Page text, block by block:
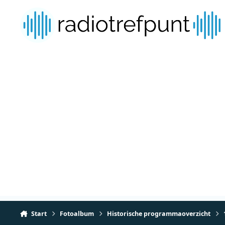
Start Fotoalbum Historische programmaoverzicht